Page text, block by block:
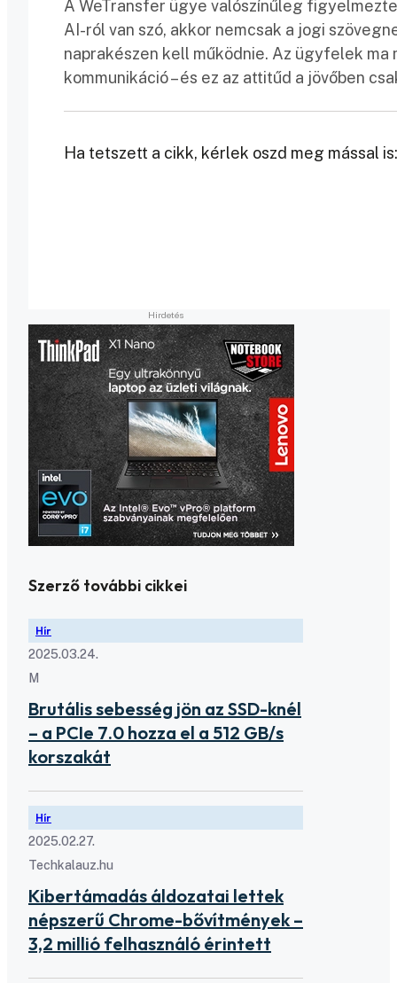
A WeTransfer ügye valószínűleg
AI-ról van szó, akkor nemcsak a jogi
naprakészen kell működnie. Az ügyfelek ma
kommunikáció – és ez az attitűd a jövőben
Ha tetszett a cikk, kérlek oszd meg mással is:
Szerző további cikkei
Hír
2025.03.24.
M
Brutális sebesség jön az SSD-knél
– a PCIe 7.0 hozza el a 512 GB/s
korszakát
Hír
2025.02.27.
Techkalauz.hu
Kibertámadás áldozatai lettek
népszerű Chrome-bővítmények –
3,2 millió felhasználó érintett